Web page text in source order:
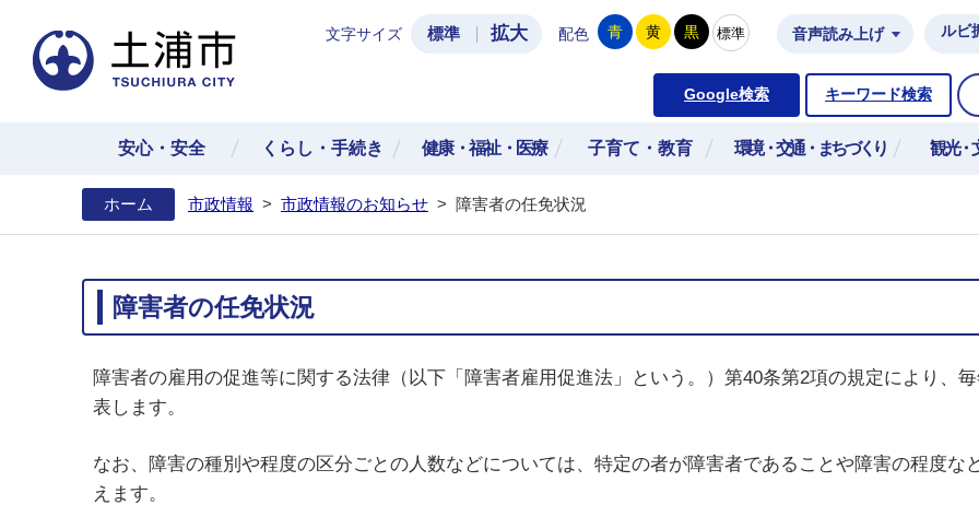
土浦市公式ホームページ
文字サイズ 標準 拡大 配色 青 黄 黒 標準 音声読み上げ ルビ
Google検索 キーワード検索
安心・安全 くらし・手続き 健康・福祉・医療 子育て・教育 環境・交通・まちづくり 観光・
ホーム 市政情報 > 市政情報のお知らせ > 障害者の任免状況
障害者の任免状況
障害者の雇用の促進等に関する法律（以下「障害者雇用促進法」という。）第40条第2項の規定により、
表します。
なお、障害の種別や程度の区分ごとの人数などについては、特定の者が障害者であることや障害の程度
えます。